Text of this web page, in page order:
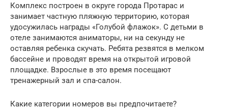
Комплекс построен в округе города Протарас и
занимает частную пляжную территорию, которая
удосужилась награды «Голубой флажок». С детьми в
отеле занимаются аниматоры, ни на секунду не
оставляя ребенка скучать. Ребята резвятся в мелком
бассейне и проводят время на открытой игровой
площадке. Взрослые в это время посещают
тренажерный зал и спа-салон.
Какие категории номеров вы предпочитаете?